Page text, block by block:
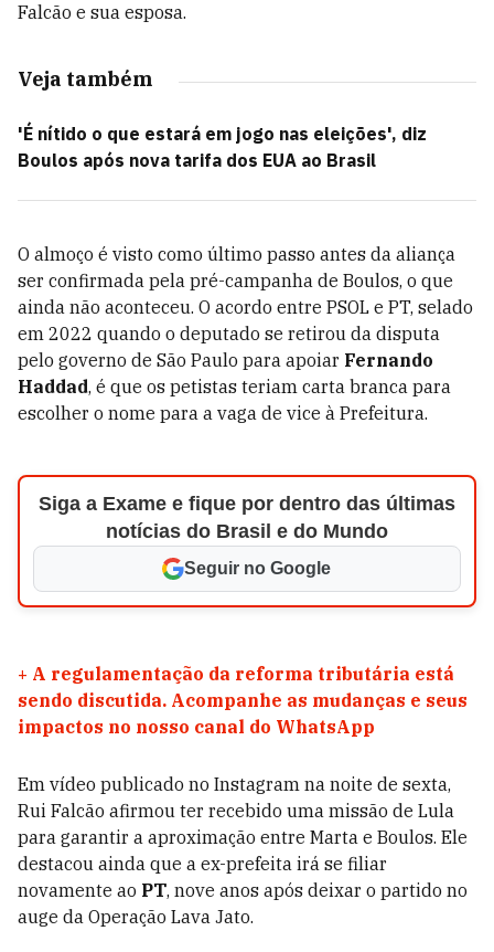
Falcão e sua esposa.
Veja também
'É nítido o que estará em jogo nas eleições', diz
Boulos após nova tarifa dos EUA ao Brasil
O almoço é visto como último passo antes da aliança
ser confirmada pela pré-campanha de Boulos, o que
ainda não aconteceu. O acordo entre PSOL e PT, selado
em 2022 quando o deputado se retirou da disputa
pelo governo de São Paulo para apoiar Fernando
Haddad, é que os petistas teriam carta branca para
escolher o nome para a vaga de vice à Prefeitura.
Siga a Exame e fique por dentro das últimas
notícias do Brasil e do Mundo
Seguir no Google
+ A regulamentação da reforma tributária está
sendo discutida. Acompanhe as mudanças e seus
impactos no nosso canal do WhatsApp
Em vídeo publicado no Instagram na noite de sexta,
Rui Falcão afirmou ter recebido uma missão de Lula
para garantir a aproximação entre Marta e Boulos. Ele
destacou ainda que a ex-prefeita irá se filiar
novamente ao PT, nove anos após deixar o partido no
auge da Operação Lava Jato.